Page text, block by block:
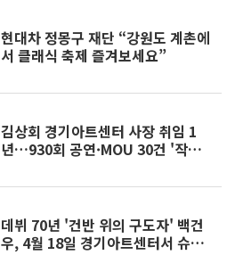
현대차 정몽구 재단 “강원도 계촌에
서 클래식 축제 즐겨보세요”
김상회 경기아트센터 사장 취임 1
년…930회 공연·MOU 30건 '작동
데뷔 70년 '건반 위의 구도자' 백건
우, 4월 18일 경기아트센터서 슈베